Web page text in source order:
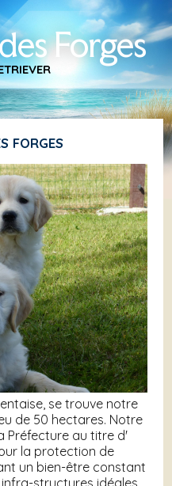
Forges
FORGES
se trouve notre
de 50 hectares. Notre
Préfecture au titre d'
la protection de
un bien-être constant